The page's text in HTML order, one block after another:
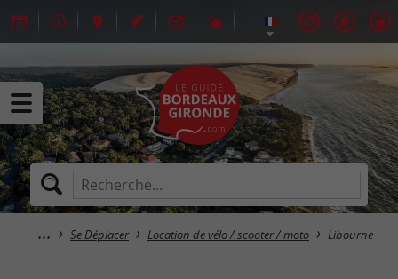
Se Déplacer Location de vélo / scooter / moto Libourne